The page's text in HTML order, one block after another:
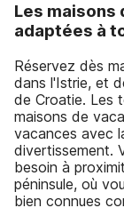
Les maisons
adaptées à
Réservez dès
dans l'Istrie, et
de Croatie. Les
maisons de
vacances avec
divertissement.
besoin à
péninsule, où
bien connues